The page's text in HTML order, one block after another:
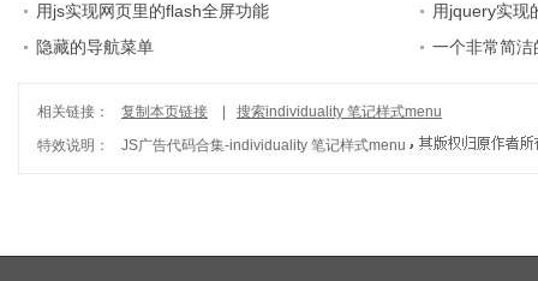
用js实现网页里的flash全屏功能
用jquery实现
隐藏的导航菜单
一个非常简
相关链接： 复制本页链接
搜索individuality 笔记样式menu
特效说明：
JS广告代码合集-individuality 笔记样式menu